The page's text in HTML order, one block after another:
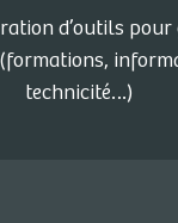
d’outils pour
technicité…)